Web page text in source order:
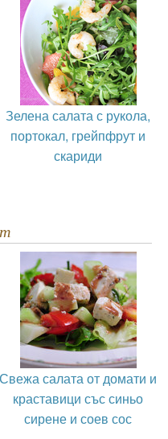
Зелена салата с рукола,
портокал, грейпфрут и
скариди
Свежа салата от домати и
краставици със синьо
сирене и соев сос